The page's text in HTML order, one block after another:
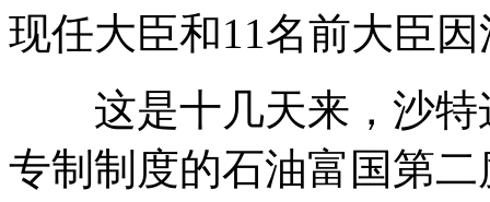
现任大臣和11名前大臣
这是十几天来，沙特
专制制度的石油富国第